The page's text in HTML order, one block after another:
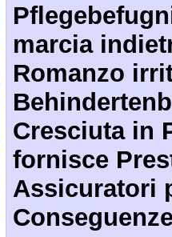
marcia
Romanzo
Cresciuta in
fornisce
Assicuratori